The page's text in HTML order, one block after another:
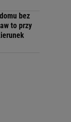
bez
to przy